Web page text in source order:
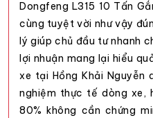
Dongfeng L315 10 Tấn
cùng tuyệt vời như vậy
lý giúp chủ đầu tư nhanh
lợi nhuận mang lại hiểu
xe tại Hồng Khải Nguyễn
nghiệm thực tế dòng xe,
80% không cần chứng